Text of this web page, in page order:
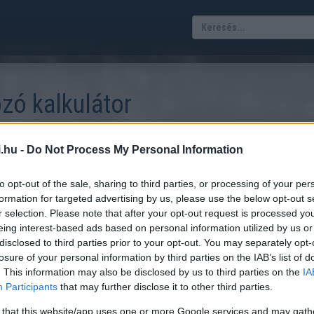
- Do Not Process My Personal Information
opt-out of the sale, sharing to third parties, or processing of your
for targeted advertising by us, please use the below opt-out
selection. Please note that after your opt-out request is processed
interest-based ads based on personal information utilized by us
to third parties prior to your opt-out. You may separately
of your personal information by third parties on the IAB’s list of
This information may also be disclosed by us to third parties on the
Participants that may further disclose it to other third parties.
that this website/app uses one or more Google services and may
kalkulátor
Neked?
híres focista, előadó-művész és divatceleb jelenik meg
azt nem tudhatjuk, viszont segíteni tudunk Neked abban,
Hozzád leginkább illő szakáll viseletet.
adatokra építve
mért) férfiasságát és a kapott